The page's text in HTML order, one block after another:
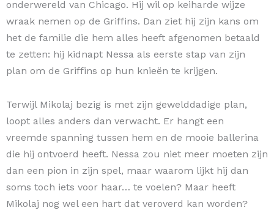
onderwereld van Chicago. Hij wil op keiharde wijze
wraak nemen op de Griffins. Dan ziet hij zijn kans om
het de familie die hem alles heeft afgenomen betaald
te zetten: hij kidnapt Nessa als eerste stap van zijn
plan om de Griffins op hun knieën te krijgen.
Terwijl Mikolaj bezig is met zijn gewelddadige plan,
loopt alles anders dan verwacht. Er hangt een
vreemde spanning tussen hem en de mooie ballerina
die hij ontvoerd heeft. Nessa zou niet meer moeten zijn
dan een pion in zijn spel, maar waarom lijkt hij dan
soms toch iets voor haar… te voelen? Maar heeft
Mikolaj nog wel een hart dat veroverd kan worden?